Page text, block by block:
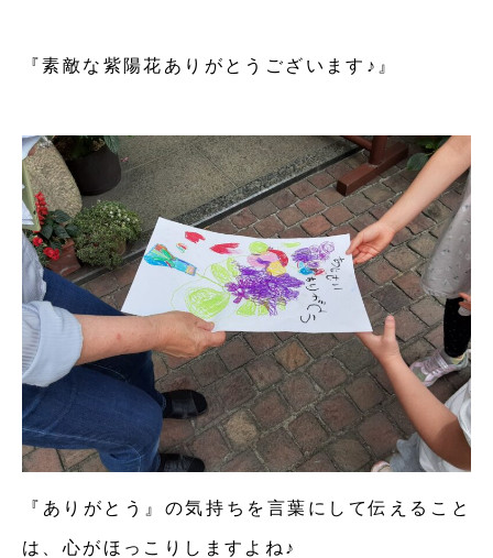
『素敵な紫陽花ありがとうございます♪』
『ありがとう』の気持ちを言葉にして伝えること
は、心がほっこりしますよね♪